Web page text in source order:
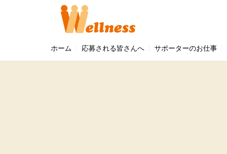
ホーム 応募される皆さんへ サポーターのお仕事